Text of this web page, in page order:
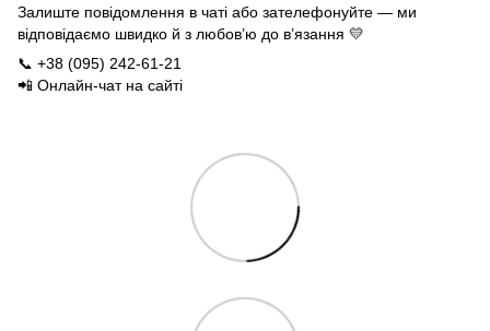
Залиште повідомлення в чаті або зателефонуйте — ми
відповідаємо швидко й з любов’ю до в’язання 💛
📞 +38 (095) 242-61-21
📲 Онлайн-чат на сайті